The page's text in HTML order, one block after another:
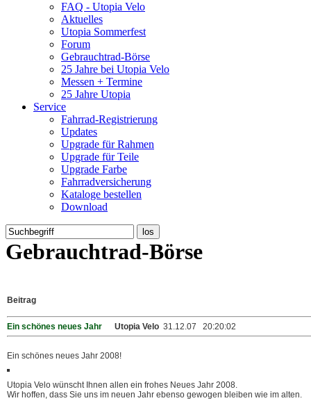
FAQ - Utopia Velo
Aktuelles
Utopia Sommerfest
Forum
Gebrauchtrad-Börse
25 Jahre bei Utopia Velo
Messen + Termine
25 Jahre Utopia
Service
Fahrrad-Registrierung
Updates
Upgrade für Rahmen
Upgrade für Teile
Upgrade Farbe
Fahrradversicherung
Kataloge bestellen
Download
Gebrauchtrad-Börse
Beitrag
Ein schönes neues Jahr Utopia Velo 31.12.07 20:20:02
Ein schönes neues Jahr 2008!
Utopia Velo wünscht Ihnen allen ein frohes Neues Jahr 2008.
Wir hoffen, dass Sie uns im neuen Jahr ebenso gewogen bleiben wie im alten.